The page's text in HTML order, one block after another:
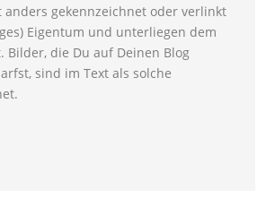
anders gekennzeichnet oder verlinkt
Eigentum und unterliegen dem
Bilder, die Du auf Deinen Blog
sind im Text als solche